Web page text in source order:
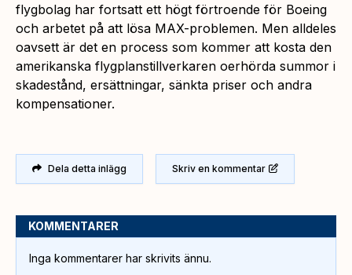
flygbolag har fortsatt ett högt förtroende för Boeing
och arbetet på att lösa MAX-problemen. Men alldeles
oavsett är det en process som kommer att kosta den
amerikanska flygplanstillverkaren oerhörda summor i
skadestånd, ersättningar, sänkta priser och andra
kompensationer.
Dela detta inlägg Skriv en kommentar
KOMMENTARER
Inga kommentarer har skrivits ännu.